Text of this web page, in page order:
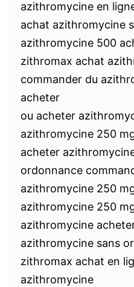
azithromycine en
achat azithromycine
azithromycine 500
zithromax achat
commander du
acheter
ou acheter
azithromycine 250
acheter
ordonnance
azithromycine 250
azithromycine 250
azithromycine
azithromycine sans
zithromax achat en
azithromycine